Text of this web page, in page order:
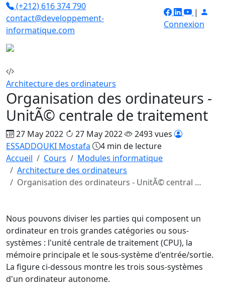
(+212) 616 374 790
contact@developpement-
informatique.com
|
Connexion
Architecture des ordinateurs
Organisation des ordinateurs -
UnitÃ© centrale de traitement
27 May 2022 27 May 2022
2493 vues
ESSADDOUKI Mostafa
4 min de lecture
Accueil
Cours
Modules informatique
Architecture des ordinateurs
Organisation des ordinateurs - UnitÃ© central …
Nous pouvons diviser les parties qui composent un
ordinateur en trois grandes catégories ou sous-
systèmes : l'unité centrale de traitement (CPU), la
mémoire principale et le sous-système d'entrée/sortie.
La figure ci-dessous montre les trois sous-systèmes
d'un ordinateur autonome.